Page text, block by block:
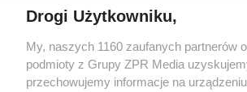
Drogi Użytkowniku,
My, naszych 1160 zaufanych partnerów
podmioty z Grupy ZPR Media
przechowujemy informacje na